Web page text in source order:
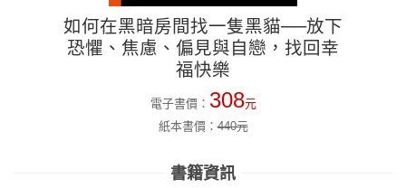
如何在黑暗房間找一隻黑貓──放下
恐懼、焦慮、偏見與自戀，找回幸
福快樂
電子書價： 308元
紙本書價：440元
書籍資訊